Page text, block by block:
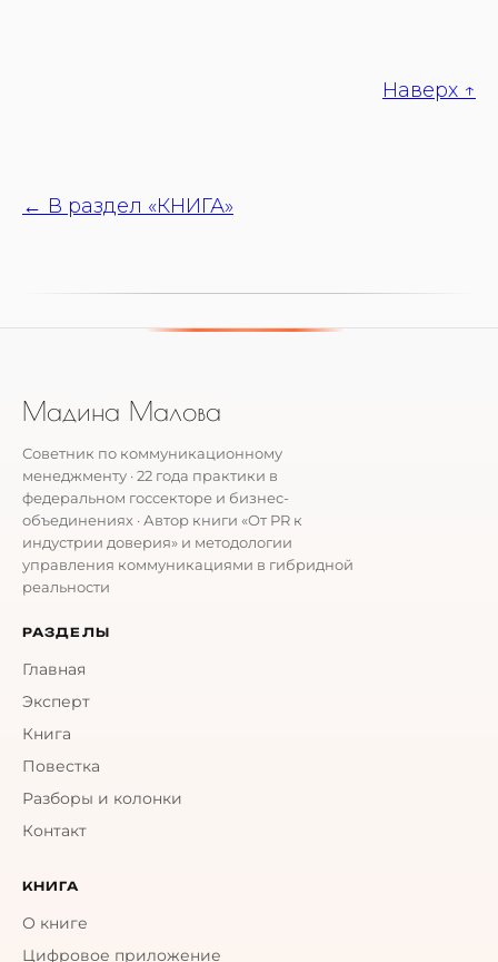
Наверх ↑
← В раздел «КНИГА»
Мадина Малова
Советник по коммуникационному
менеджменту · 22 года практики в
федеральном госсекторе и бизнес-
объединениях · Автор книги «От PR к
индустрии доверия» и методологии
управления коммуникациями в гибридной
реальности
РАЗДЕЛЫ
Главная
Эксперт
Книга
Повестка
Разборы и колонки
Контакт
КНИГА
О книге
Цифровое приложение